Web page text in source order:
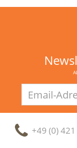
Adresse
+49 (0)